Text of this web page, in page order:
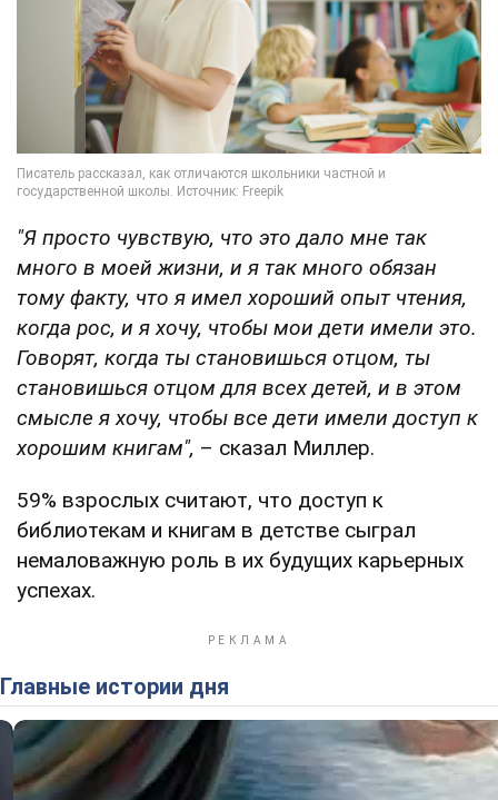
"Я просто чувствую, что это дало мне так
много в моей жизни, и я так много обязан
тому факту, что я имел хороший опыт чтения,
когда рос, и я хочу, чтобы мои дети имели это.
Говорят, когда ты становишься отцом, ты
становишься отцом для всех детей, и в этом
смысле я хочу, чтобы все дети имели доступ к
хорошим книгам", – сказал Миллер.
59% взрослых считают, что доступ к
библиотекам и книгам в детстве сыграл
немаловажную роль в их будущих карьерных
успехах.
Главные истории дня